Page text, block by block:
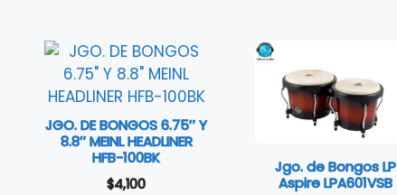
JGO. DE BONGOS 6.75″ Y
8.8″ MEINL HEADLINER
HFB-100BK
$4,100
Jgo. de Bongos LP
Aspire LPA601VSB